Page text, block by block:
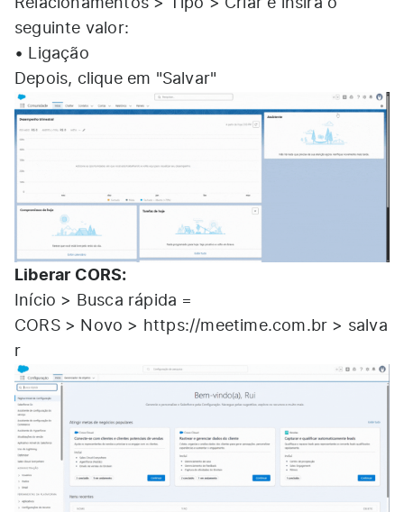
Relacionamentos > Tipo > Criar e insira o
seguinte valor:
• Ligação
Depois, clique em "Salvar"
Liberar CORS:
Início > Busca rápida =
CORS > Novo >
https://meetime.com.br > salva
r